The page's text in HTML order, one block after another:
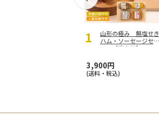
山形の極み 無塩せき
ハム・ソーセージセッ
トＡ【慶事用】
3,900円
(送料・税込)